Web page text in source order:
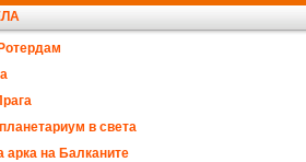
в света
арка на Балканите